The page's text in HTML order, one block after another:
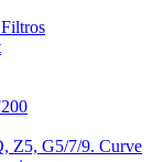
Z5, G5/7/9. Curve